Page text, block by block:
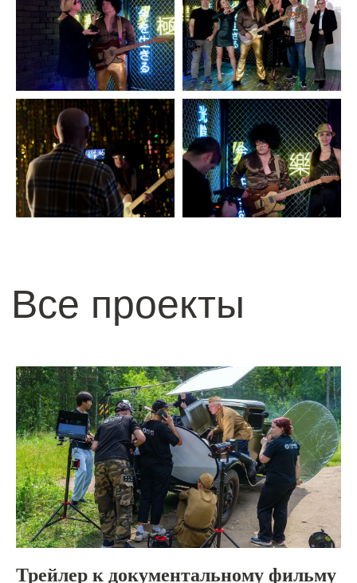
Трейлер к документальному фильму